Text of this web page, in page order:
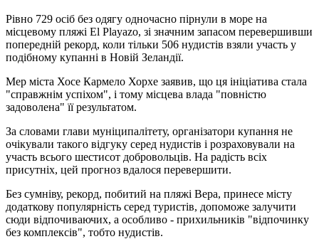
Рівно 729 осіб без одягу одночасно пірнули в море на
місцевому пляжі El Playazo, зі значним запасом перевершивши
попередній рекорд, коли тільки 506 нудистів взяли участь у
подібному купанні в Новій Зеландії.
Мер міста Хосе Кармело Хорхе заявив, що ця ініціатива стала
"справжнім успіхом", і тому місцева влада "повністю
задоволена" її результатом.
За словами глави муніципалітету, організатори купання не
очікували такого відгуку серед нудистів і розраховували на
участь всього шестисот добровольців. На радість всіх
присутніх, цей прогноз вдалося перевершити.
Без сумніву, рекорд, побитий на пляжі Вера, принесе місту
додаткову популярність серед туристів, допоможе залучити
сюди відпочиваючих, а особливо - прихильників "відпочинку
без комплексів", тобто нудистів.